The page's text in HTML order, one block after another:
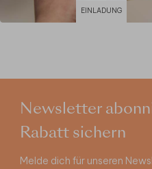
EINLADUNG
Newsletter
Rabatt sichern
Melde dich für unseren